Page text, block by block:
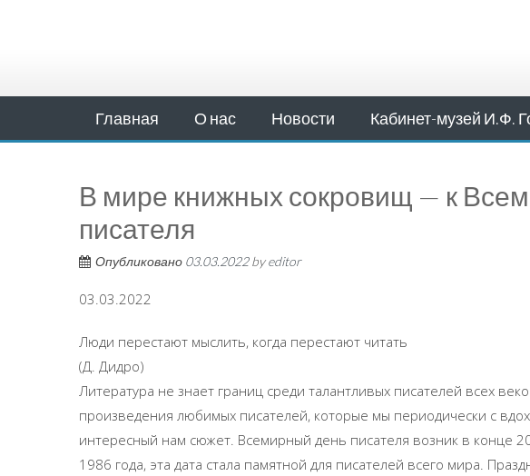
Главная О нас Новости Кабинет-музей И.Ф.
В мире книжных сокровищ — к
писателя
Опубликовано 03.03.2022byeditor
03.03.2022
Люди перестают мыслить, когда перестают читать
(Д. Дидро)
Литература не знает границ среди талантливых писателей всех
произведения любимых писателей, которые мы периодически с
интересный нам сюжет. Всемирный день писателя возник в конце
1986 года, эта дата стала памятной для писателей всего мира.